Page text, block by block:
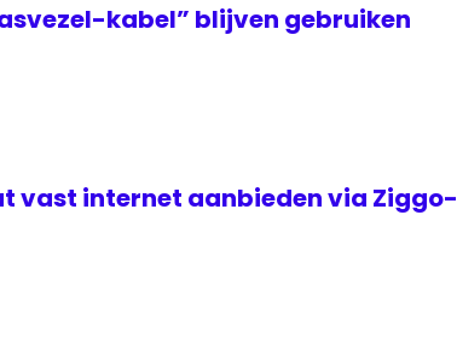
kabel” blijven gebruiken
vast internet aanbieden via Ziggo-